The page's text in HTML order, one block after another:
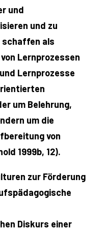
und
und zu
schaffen als
Lernprozessen
Lernprozesse
um Belehrung,
um die
von
1999b, 12).
zur Förderung
Diskurs einer